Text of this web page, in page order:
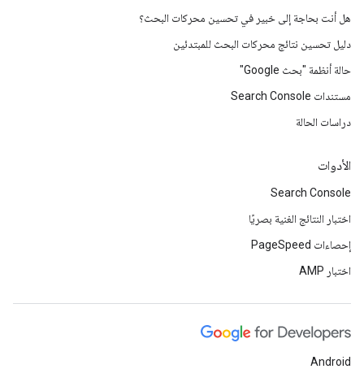
هل أنت بحاجة إلى خبير في تحسين محركات البحث؟
دليل تحسين نتائج محركات البحث للمبتدئين
حالة أنظمة "بحث Google"
مستندات Search Console
دراسات الحالة
الأدوات
Search Console
اختبار النتائج الغنية بصريًا
إحصاءات PageSpeed
اختبار AMP
Android